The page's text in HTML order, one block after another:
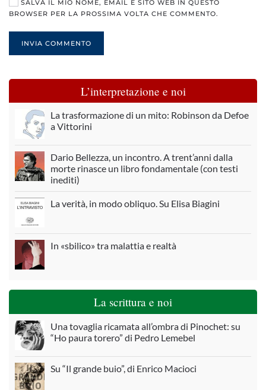
SALVA IL MIO NOME, EMAIL E SITO WEB IN QUESTO
BROWSER PER LA PROSSIMA VOLTA CHE COMMENTO.
INVIA COMMENTO
L’interpretazione e noi
La trasformazione di un mito: Robinson da Defoe
a Vittorini
Dario Bellezza, un incontro. A trent’anni dalla
morte rinasce un libro fondamentale (con testi
inediti)
La verità, in modo obliquo. Su Elisa Biagini
In «sbilico» tra malattia e realtà
La scrittura e noi
Una tovaglia ricamata all’ombra di Pinochet: su
“Ho paura torero” di Pedro Lemebel
Su “Il grande buio”, di Enrico Macioci